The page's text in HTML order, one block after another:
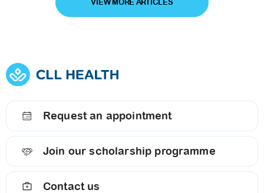
VIEW MORE ARTICLES
Request an appointment
Join our scholarship programme
Contact us